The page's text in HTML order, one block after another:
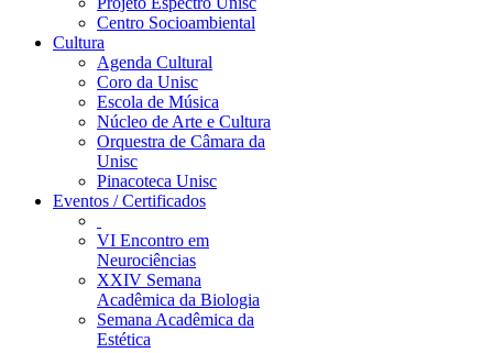
Centro Socioambiental
Cultura
Agenda Cultural
Coro da Unisc
Escola de Música
Núcleo de Arte e Cultura
Orquestra de Câmara da
Unisc
Pinacoteca Unisc
Eventos / Certificados
VI Encontro em
Neurociências
XXIV Semana
Acadêmica da Biologia
Semana Acadêmica da
Estética